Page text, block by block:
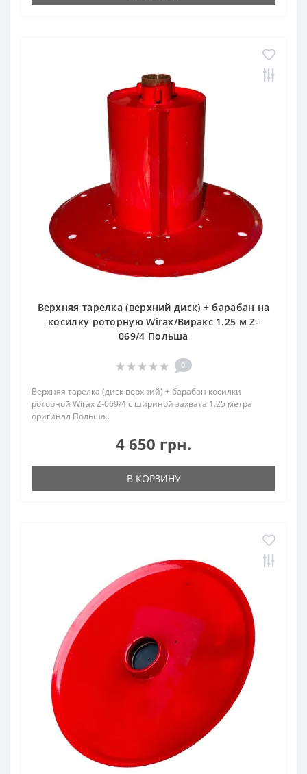
Верхняя тарелка (верхний диск) + барабан на
косилку роторную Wirax/Виракс 1.25 м Z-
069/4 Польша
0
Верхняя тарелка (диск верхний) + барабан косилки
роторной Wirax Z-069/4 с шириной захвата 1.25 метра
оригинал Польша..
4 650 грн.
В КОРЗИНУ